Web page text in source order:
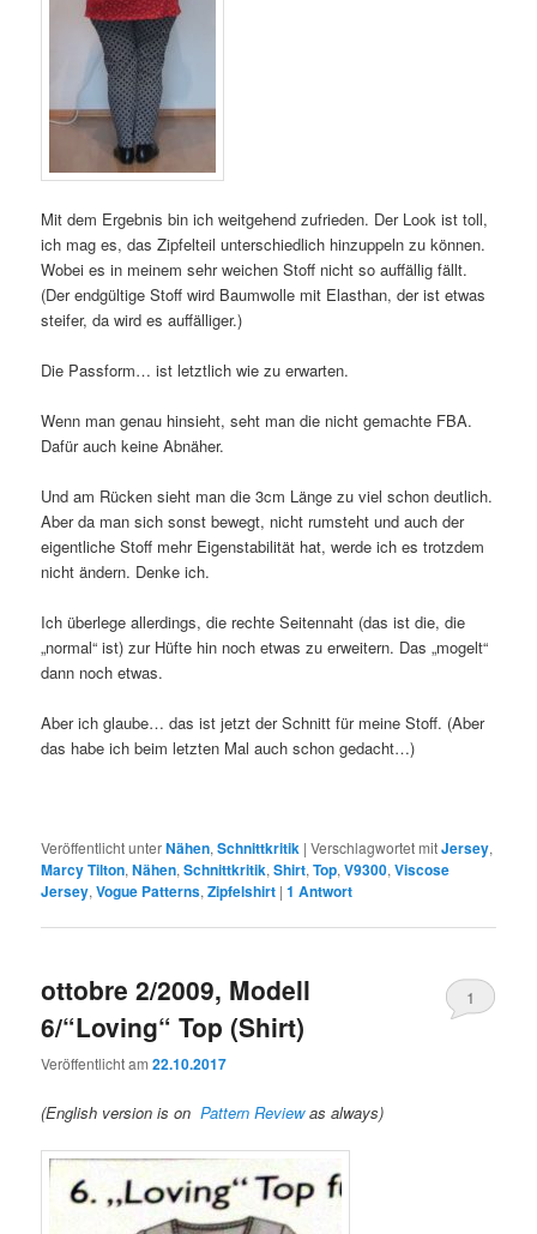
Mit dem Ergebnis bin ich weitgehend zufrieden. Der Look ist toll,
ich mag es, das Zipfelteil unterschiedlich hinzuppeln zu können.
Wobei es in meinem sehr weichen Stoff nicht so auffällig fällt.
(Der endgültige Stoff wird Baumwolle mit Elasthan, der ist etwas
steifer, da wird es auffälliger.)
Die Passform… ist letztlich wie zu erwarten.
Wenn man genau hinsieht, seht man die nicht gemachte FBA.
Dafür auch keine Abnäher.
Und am Rücken sieht man die 3cm Länge zu viel schon deutlich.
Aber da man sich sonst bewegt, nicht rumsteht und auch der
eigentliche Stoff mehr Eigenstabilität hat, werde ich es trotzdem
nicht ändern. Denke ich.
Ich überlege allerdings, die rechte Seitennaht (das ist die, die
„normal“ ist) zur Hüfte hin noch etwas zu erweitern. Das „mogelt“
dann noch etwas.
Aber ich glaube… das ist jetzt der Schnitt für meine Stoff. (Aber
das habe ich beim letzten Mal auch schon gedacht…)
Veröffentlicht unterNähen,Schnittkritik |Verschlagwortet mitJersey,
Marcy Tilton,Nähen,Schnittkritik,Shirt,Top,V9300,Viscose
Jersey,Vogue Patterns,Zipfelshirt |1 Antwort
ottobre 2/2009, Modell
6/“Loving“ Top (Shirt)
Veröffentlicht am22.10.2017
1
(English version is onPattern Reviewas always)